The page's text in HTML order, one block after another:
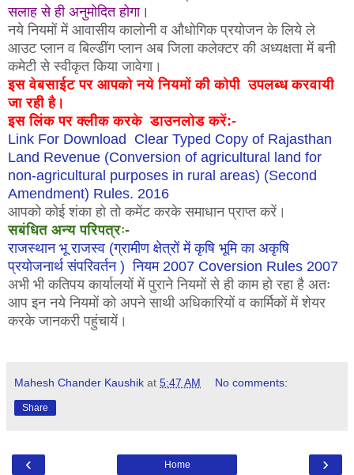
सलाह से ही अनुमोदित होगा।
नये नियमों में आवासीय कालोनी व औधोगिक प्रयोजन के लिये ले
आउट प्लान व बिल्डींग प्लान अब जिला कलेक्टर की अध्यक्षता में बनी
कमेटी से स्वीकृत किया जावेगा।
इस वेबसाईट पर आपको नये नियमों की कोपी उपलब्ध करवायी
जा रही है।
इस लिंक पर क्लीक करके डाउनलोड करें:-
Link For Download Clear Typed Copy of Rajasthan
Land Revenue (Conversion of agricultural land for
non-agricultural purposes in rural areas) (Second
Amendment) Rules. 2016
आपको कोई शंका हो तो कमेंट करके समाधान प्राप्त करें।
सबंधित अन्य परिपत्रः-
राजस्थान भू राजस्व (ग्रामीण क्षेत्रों में कृषि भूमि का अकृषि
प्रयोजनार्थ संपरिवर्तन ) नियम 2007 Coversion Rules 2007
अभी भी कतिपय कार्यालयों में पुराने नियमों से ही काम हो रहा है अतः
आप इन नये नियमों को अपने साथी अधिकारियों व कार्मिकों में शेयर
करके जानकरी पहुंचायें।
Mahesh Chander Kaushik at 5:47 AM No comments:
Share
‹ ›
Home